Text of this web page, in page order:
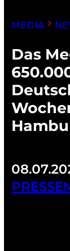
MEDIA
Das